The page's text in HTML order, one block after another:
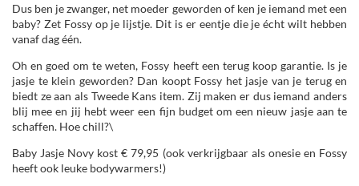
Dus ben je zwanger, net moeder geworden of ken je iemand met een
baby? Zet Fossy op je lijstje. Dit is er eentje die je écht wilt hebben
vanaf dag één.
Oh en goed om te weten, Fossy heeft een terug koop garantie. Is je
jasje te klein geworden? Dan koopt Fossy het jasje van je terug en
biedt ze aan als Tweede Kans item. Zij maken er dus iemand anders
blij mee en jij hebt weer een fijn budget om een nieuw jasje aan te
schaffen. Hoe chill?\
Baby Jasje Novy kost € 79,95 (ook verkrijgbaar als onesie en Fossy
heeft ook leuke bodywarmers!)